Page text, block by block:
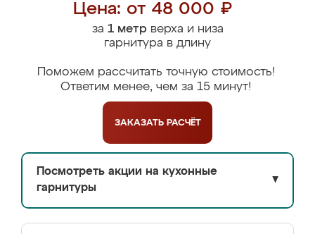
Цена: от 48 000 ₽
за 1 метрверха и низа
гарнитура в длину
Поможем рассчитать точную стоимость!
Ответим менее, чем за 15 минут!
ЗАКАЗАТЬ РАСЧЁТ
Посмотреть акции на кухонные
гарнитуры
▼